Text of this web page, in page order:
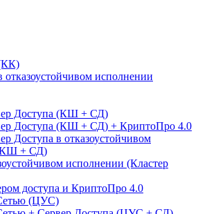
исполнении
Доступа (КШ + СД)
Доступа (КШ + СД) + КриптоПро 4.0
Доступа в отказоустойчивом
КШ + СД)
исполнении (Кластер
доступа и КриптоПро 4.0
(ЦУС)